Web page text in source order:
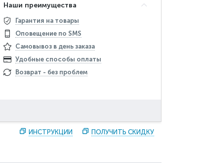
Наши преимущества
Гарантия на товары
Оповещение по SMS
Самовывоз в день заказа
Удобные способы оплаты
Возврат - без проблем
ИНСТРУКЦИИ ПОЛУЧИТЬ СКИДКУ